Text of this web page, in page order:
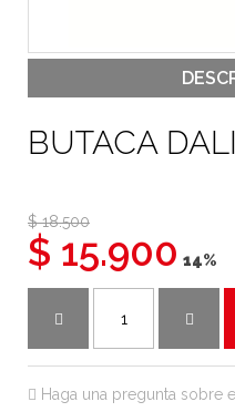
BUTACA DALI
$ 18.500
$ 15.900 14%
Haga una pregunta sobre